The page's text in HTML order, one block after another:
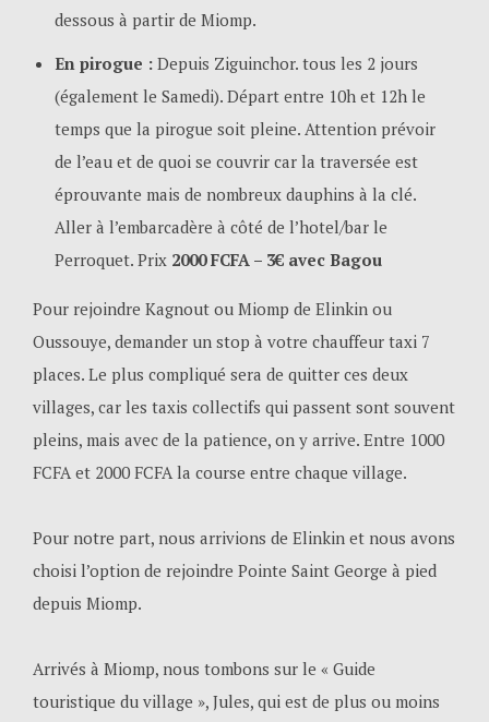
dessous à partir de Miomp.
En pirogue : Depuis Ziguinchor. tous les 2 jours
(également le Samedi). Départ entre 10h et 12h le
temps que la pirogue soit pleine. Attention prévoir
de l’eau et de quoi se couvrir car la traversée est
éprouvante mais de nombreux dauphins à la clé.
Aller à l’embarcadère à côté de l’hotel/bar le
Perroquet. Prix 2000 FCFA – 3€ avec Bagou
Pour rejoindre Kagnout ou Miomp de Elinkin ou
Oussouye, demander un stop à votre chauffeur taxi 7
places. Le plus compliqué sera de quitter ces deux
villages, car les taxis collectifs qui passent sont souvent
pleins, mais avec de la patience, on y arrive. Entre 1000
FCFA et 2000 FCFA la course entre chaque village.
Pour notre part, nous arrivions de Elinkin et nous avons
choisi l’option de rejoindre Pointe Saint George à pied
depuis Miomp.
Arrivés à Miomp, nous tombons sur le « Guide
touristique du village », Jules, qui est de plus ou moins